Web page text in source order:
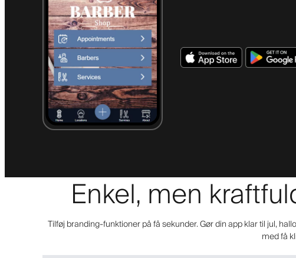
Enkel, men
Tilføj branding-funktioner på få sekunder. Gør din app klar til jul,
med få